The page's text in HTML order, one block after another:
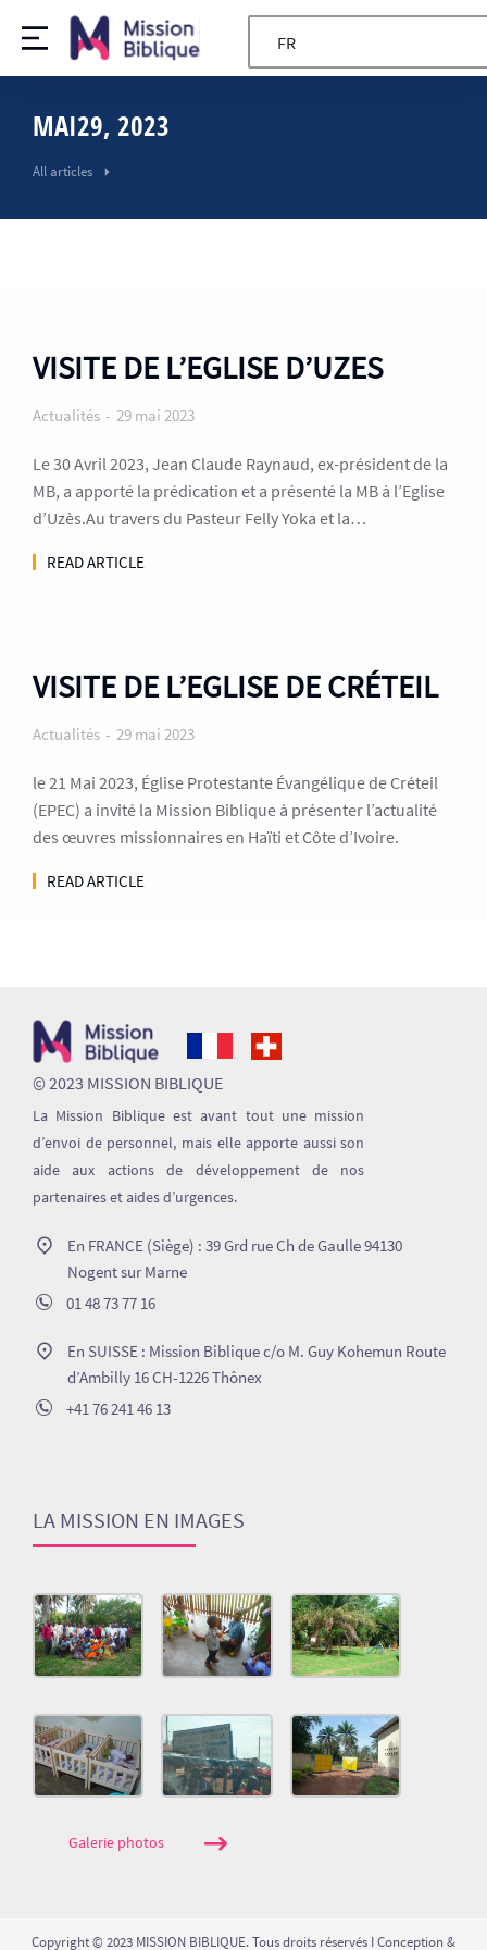
FR
MAI29, 2023
All articles
VISITE DE L’EGLISE D’UZES
Actualités 29 mai 2023
Le 30 Avril 2023, Jean Claude Raynaud, ex-président de la
MB, a apporté la prédication et a présenté la MB à l’Eglise
d’Uzès.Au travers du Pasteur Felly Yoka et la…
READ ARTICLE
VISITE DE L’EGLISE DE CRÉTEIL
Actualités 29 mai 2023
le 21 Mai 2023, Église Protestante Évangélique de Créteil
(EPEC) a invité la Mission Biblique à présenter l’actualité
des œuvres missionnaires en Haïti et Côte d’Ivoire.
READ ARTICLE
© 2023 MISSION BIBLIQUE
La Mission Biblique est avant tout une mission
d’envoi de personnel, mais elle apporte aussi son
aide aux actions de développement de nos
partenaires et aides d’urgences.
En FRANCE (Siège) : 39 Grd rue Ch de Gaulle 94130
Nogent sur Marne
01 48 73 77 16
En SUISSE : Mission Biblique c/o M. Guy Kohemun Route
d’Ambilly 16 CH-1226 Thônex
+41 76 241 46 13
LA MISSION EN IMAGES
Galerie photos
Copyright © 2023 MISSION BIBLIQUE. Tous droits réservés I Conception &